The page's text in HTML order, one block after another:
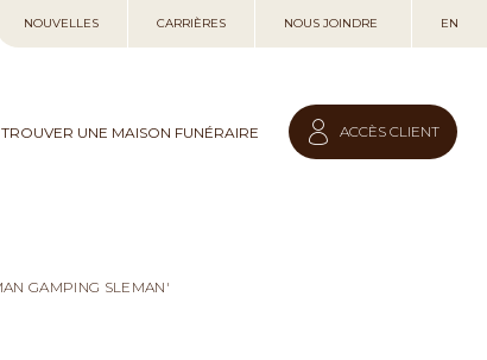
NOUVELLES CARRIÈRES NOUS JOINDRE EN
TROUVER UNE MAISON FUNÉRAIRE ACCÈS CLIENT
GAMPING SLEMAN'